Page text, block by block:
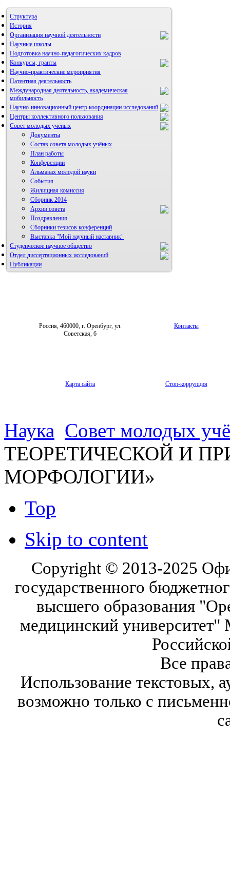
Структура
История
Организация научной деятельности
Научные школы
Подготовка научно-педагогических кадров
Конкурсы, гранты
Научно-практические мероприятия
Патентная деятельность
Международная деятельность, академическая
мобильность
Научно-инновационный центр координации исследований
НИИ микрохирургии и клинической анатомии
Центры коллективного пользования
Совет молодых учёных
Документы
Состав совета молодых учёных
План работы
Конференции
Альманах молодой науки
События
Жилищная комиссия
Сборник 2014
Архив совета
Поздравления
Сборники тезисов конференций
Выставка "Мой научный наставник"
Студенческое научное общество
Отдел диссертационных исследований
Публикации
Россия, 460000, г. Оренбург, ул.
Советская, 6
Контакты
Карта сайта Стоп-коррупция
Наука Совет молодых
ТЕОРЕТИЧЕСКОЙ И
МОРФОЛОГИИ»
Top
Skip to content
Copyright © 2013-2025
государственного
высшего образования
медицинский университет"
Все
Использование текстовых,
возможно только с